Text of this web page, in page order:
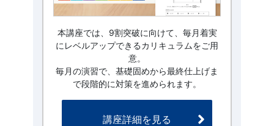
本講座では、9割突破に向けて、毎月着実
にレベルアップできるカリキュラムをご用
意。
毎月の演習で、基礎固めから最終仕上げま
で段階的に対策を進められます。
講座詳細を見る